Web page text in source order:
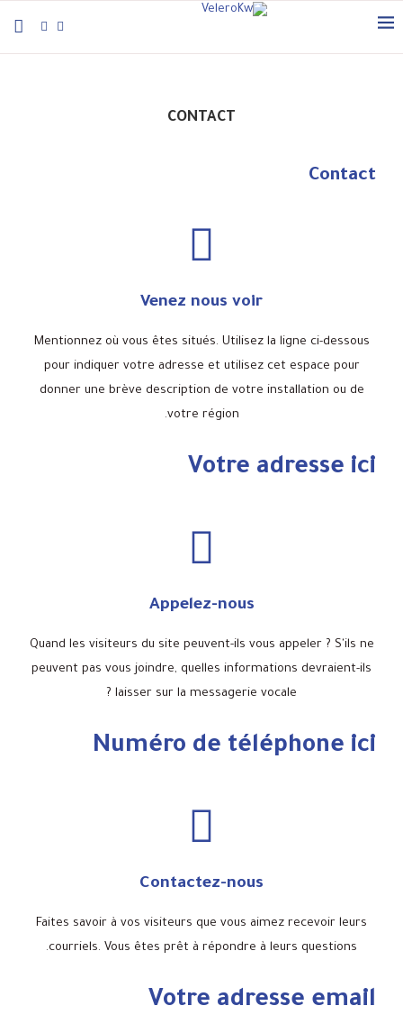
CONTACT
Contact
Venez nous voir
Mentionnez où vous êtes situés. Utilisez la ligne ci-dessous
pour indiquer votre adresse et utilisez cet espace pour
donner une brève description de votre installation ou de
votre région.
Votre adresse ici
Appelez-nous
Quand les visiteurs du site peuvent-ils vous appeler ? S'ils ne
peuvent pas vous joindre, quelles informations devraient-ils
laisser sur la messagerie vocale ?
Numéro de téléphone ici
Contactez-nous
Faites savoir à vos visiteurs que vous aimez recevoir leurs
courriels. Vous êtes prêt à répondre à leurs questions.
Votre adresse email